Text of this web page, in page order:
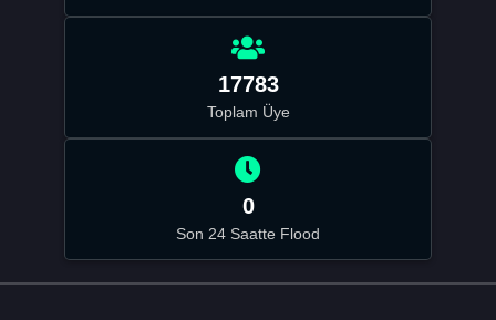
17783
Toplam Üye
0
Son 24 Saatte Flood